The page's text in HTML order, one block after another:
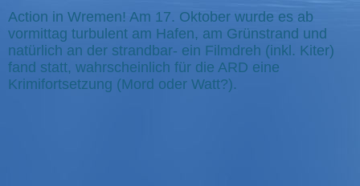
Action in Wremen! Am 17. Oktober wurde es ab
vormittag turbulent am Hafen, am Grünstrand und
natürlich an der strandbar- ein Filmdreh (inkl. Kiter)
fand statt, wahrscheinlich für die ARD eine
Krimifortsetzung (Mord oder Watt?).